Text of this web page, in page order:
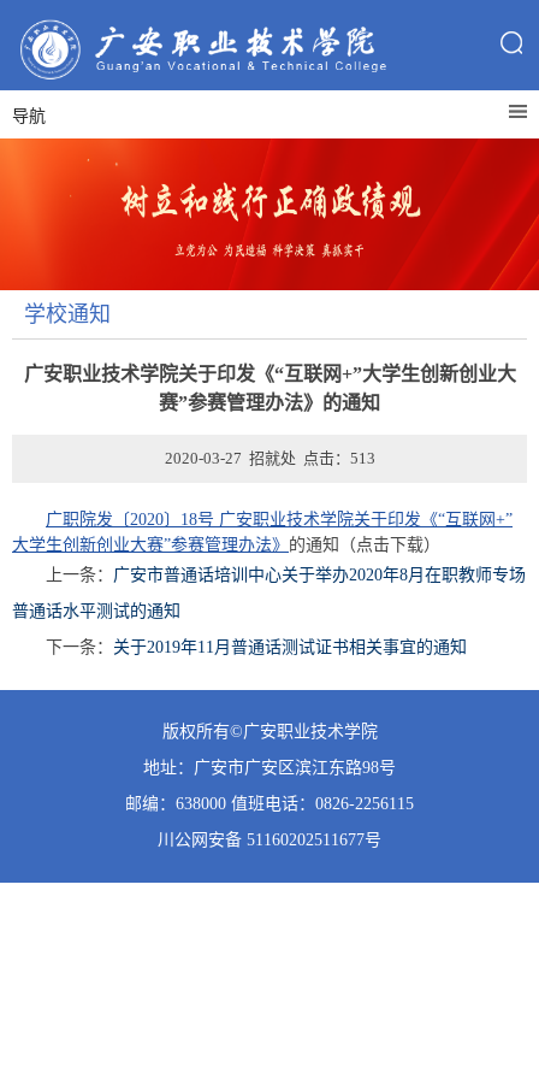
导航
学校通知
广安职业技术学院关于印发《“互联网+”大学生创新创业大
赛”参赛管理办法》的通知
2020-03-27 招就处 点击： 513
广职院发〔2020〕18号 广安职业技术学院关于印发《“互联网+”
大学生创新创业大赛”参赛管理办法》 的通知（点击下载）
上一条： 广安市普通话培训中心关于举办2020年8月在职教师专场
普通话水平测试的通知
下一条： 关于2019年11月普通话测试证书相关事宜的通知
版权所有©广安职业技术学院
地址：广安市广安区滨江东路98号
邮编：638000 值班电话：0826-2256115
川公网安备 51160202511677号